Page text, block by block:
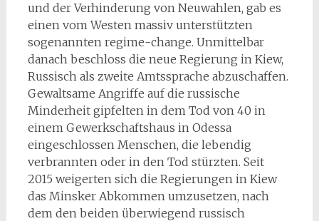
und der Verhinderung von Neuwahlen, gab es
einen vom Westen massiv unterstützten
sogenannten regime-change. Unmittelbar
danach beschloss die neue Regierung in Kiew,
Russisch als zweite Amtssprache abzuschaffen.
Gewaltsame Angriffe auf die russische
Minderheit gipfelten in dem Tod von 40 in
einem Gewerkschaftshaus in Odessa
eingeschlossen Menschen, die lebendig
verbrannten oder in den Tod stürzten. Seit
2015 weigerten sich die Regierungen in Kiew
das Minsker Abkommen umzusetzen, nach
dem den beiden überwiegend russisch